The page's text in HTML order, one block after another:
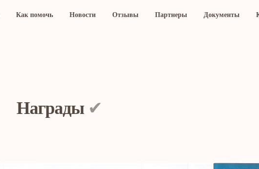
Как помочь Новости Отзывы Партнеры Документы
Награды ✔